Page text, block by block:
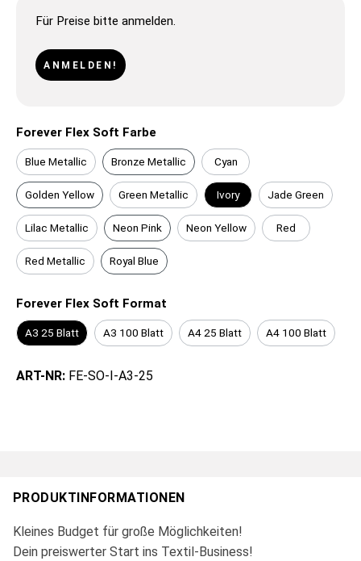
Für Preise bitte anmelden.
ANMELDEN!
Forever Flex Soft Farbe
Blue Metallic Bronze Metallic Cyan
Golden Yellow Green Metallic Ivory Jade Green
Lilac Metallic Neon Pink Neon Yellow Red
Red Metallic Royal Blue
Forever Flex Soft Format
A3 25 Blatt A3 100 Blatt A4 25 Blatt A4 100 Blatt
ART-NR: FE-SO-I-A3-25
PRODUKTINFORMATIONEN
Kleines Budget für große Möglichkeiten!
Dein preiswerter Start ins Textil-Business!